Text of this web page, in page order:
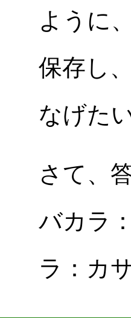
ように
保存し
なげた
さて、
バカラ
ラ：カ